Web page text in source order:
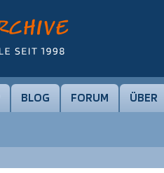
BLOG FORUM ÜBER